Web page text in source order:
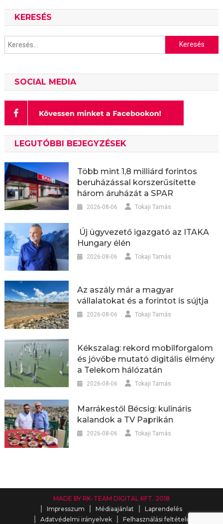
KERESÉS
Keresés:
SOCIAL MEDIA
LEGUTÓBBI BEJEGYZÉSEK
Több mint 1,8 milliárd forintos
beruházással korszerűsítette
három áruházát a SPAR
2026-08-06 Tokaji Tamás
Új ügyvezető igazgató az ITAKA
Hungary élén
2026-08-06 Tokaji Tamás
Az aszály már a magyar
vállalatokat és a forintot is sújtja
2026-08-06 Tokaji Tamás
Kékszalag: rekord mobilforgalom
és jövőbe mutató digitális élmény
a Telekom hálózatán
2026-08-06 Tokaji Tamás
Marrákestől Bécsig: kulináris
kalandok a TV Paprikán
2026-08-06 Tokaji Tamás
MADE BY RK-TEAM DIGITAL KFT. 2018
Impresszum
Médiaajánlat
Laprendelés
Adatvédelmi irányelvek
Felhasználási feltételek